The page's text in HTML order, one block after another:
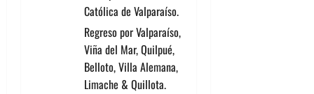
Católica de Valparaíso.
Regreso por Valparaíso,
Viña del Mar, Quilpué,
Belloto, Villa Alemana,
Limache & Quillota.